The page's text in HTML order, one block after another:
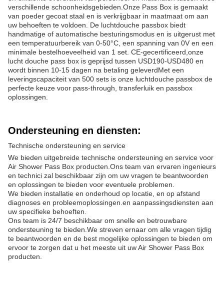
verschillende schoonheidsgebieden.Onze Pass Box is gemaakt
van poeder gecoat staal en is verkrijgbaar in maatmaat om aan
uw behoeften te voldoen. De luchtdouche passbox biedt
handmatige of automatische besturingsmodus en is uitgerust met
een temperatuurbereik van 0-50°C, een spanning van 0V en een
minimale bestelhoeveelheid van 1 set. CE-gecertificeerd,onze
lucht douche pass box is geprijsd tussen USD190-USD480 en
wordt binnen 10-15 dagen na betaling geleverdMet een
leveringscapaciteit van 500 sets is onze luchtdouche passbox de
perfecte keuze voor pass-through, transferluik en passbox
oplossingen.
Ondersteuning en diensten:
Technische ondersteuning en service
We bieden uitgebreide technische ondersteuning en service voor
Air Shower Pass Box producten.Ons team van ervaren ingenieurs
en technici zal beschikbaar zijn om uw vragen te beantwoorden
en oplossingen te bieden voor eventuele problemen.
We bieden installatie en onderhoud op locatie, en op afstand
diagnoses en probleemoplossingen.en aanpassingsdiensten aan
uw specifieke behoeften.
Ons team is 24/7 beschikbaar om snelle en betrouwbare
ondersteuning te bieden.We streven ernaar om alle vragen tijdig
te beantwoorden en de best mogelijke oplossingen te bieden om
ervoor te zorgen dat u het meeste uit uw Air Shower Pass Box
producten.